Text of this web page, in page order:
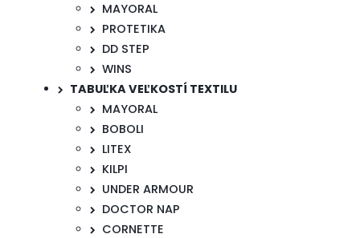
MAYORAL
PROTETIKA
DD STEP
WINS
TABUĽKA VEĽKOSTÍ TEXTILU
MAYORAL
BOBOLI
LITEX
KILPI
UNDER ARMOUR
DOCTOR NAP
CORNETTE